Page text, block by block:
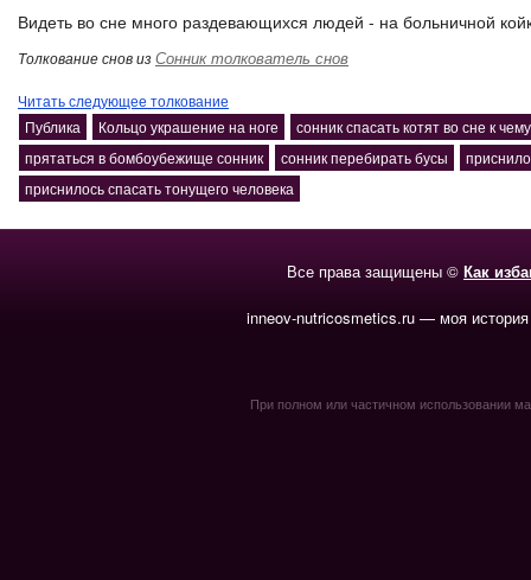
Видеть во сне много раздевающихся людей - на больничной
Толкование снов изСонник толкователь снов
Читать следующее толкование
Публика
Кольцо украшение на ноге
сонник спасать котят во сне к чему
прятаться в бомбоубежище сонник
сонник перебирать бусы
приснилось спасать тонущего человека
Все права защищены © Как
inneov-nutricosmetics.ru — моя
При полном или частичном использовании